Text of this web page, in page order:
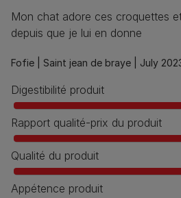
Mon chat adore ces croquettes
depuis que je lui en donne
Fofie | Saint jean de braye | July
Digestibilité produit
Rapport qualité-prix du produit
Qualité du produit
Appétence produit